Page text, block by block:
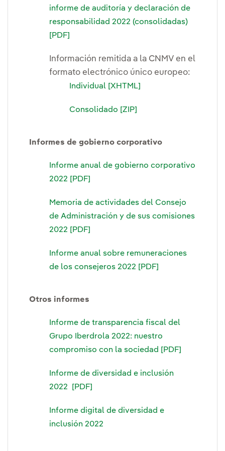
informe de auditoría y declaración de
responsabilidad 2022 (consolidadas)
[PDF]
Información remitida a la CNMV en el
formato electrónico único europeo:
Individual [XHTML]
Consolidado [ZIP]
Informes de gobierno corporativo
Informe anual de gobierno corporativo
2022 [PDF]
Memoria de actividades del Consejo
de Administración y de sus comisiones
2022 [PDF]
Informe anual sobre remuneraciones
de los consejeros 2022 [PDF]
Otros informes
Informe de transparencia fiscal del
Grupo Iberdrola 2022: nuestro
compromiso con la sociedad [PDF]
Informe de diversidad e inclusión
2022 [PDF]
Informe digital de diversidad e
inclusión 2022